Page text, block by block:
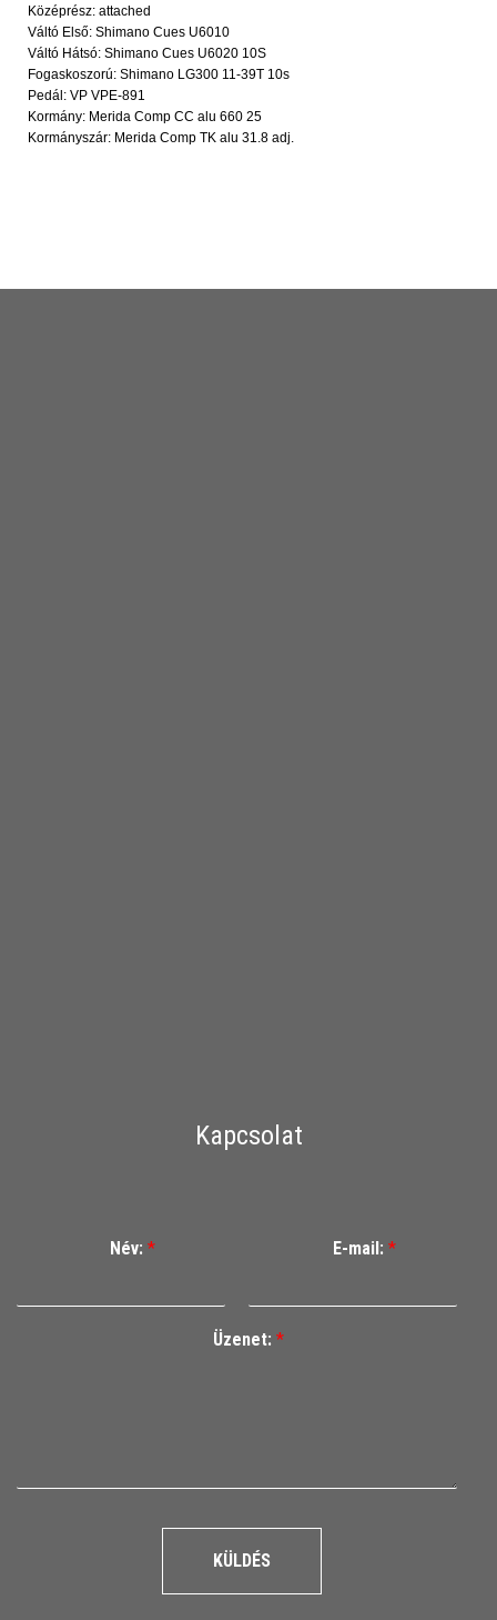
Középrész: attached
Váltó Első: Shimano Cues U6010
Váltó Hátsó: Shimano Cues U6020 10S
Fogaskoszorú: Shimano LG300 11-39T 10s
Pedál: VP VPE-891
Kormány: Merida Comp CC alu 660 25
Kormányszár: Merida Comp TK alu 31.8 adj.
Kapcsolat
Név: * E-mail: *
Üzenet: *
KÜLDÉS